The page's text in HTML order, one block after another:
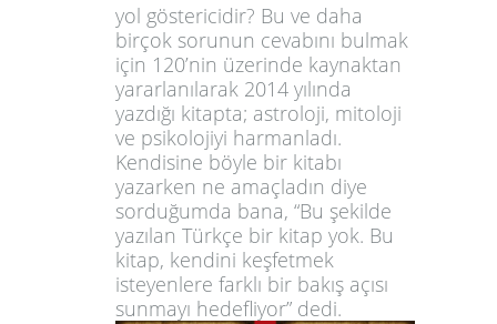
yol göstericidir? Bu ve daha
birçok sorunun cevabını bulmak
için 120’nin üzerinde kaynaktan
yararlanılarak 2014 yılında
yazdığı kitapta; astroloji, mitoloji
ve psikolojiyi harmanladı.
Kendisine böyle bir kitabı
yazarken ne amaçladın diye
sorduğumda bana, “Bu şekilde
yazılan Türkçe bir kitap yok. Bu
kitap, kendini keşfetmek
isteyenlere farklı bir bakış açısı
sunmayı hedefliyor” dedi.